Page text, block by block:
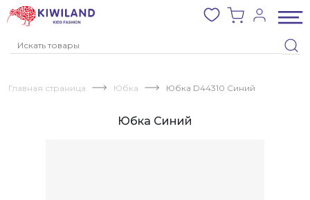
Главная страница Юбка Юбка D44310 Синий
Юбка Синий